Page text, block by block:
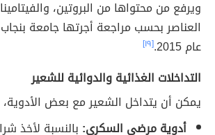
ويرفع من محتواها من البروتين،
العناصر بحسب مراجعة أجرتها جامعة
عام 2015.
[١٩]
التداخلات الغذائية والدوائية للشعير
يمكن أن يتداخل الشعير مع بعض
أدوية مرضى السكري: بالنسبة لأخذ